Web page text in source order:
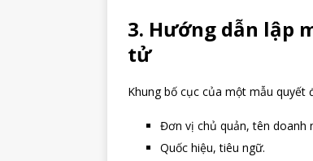
3. Hướng dẫn lập
tử
Khung bố cục của một mẫu
Đơn vị chủ quản, tên doanh
Quốc hiệu, tiêu ngữ.